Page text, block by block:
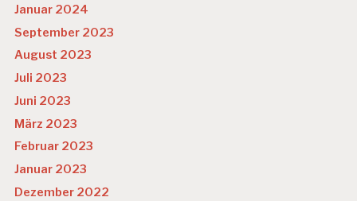
Januar 2024
September 2023
August 2023
Juli 2023
Juni 2023
März 2023
Februar 2023
Januar 2023
Dezember 2022